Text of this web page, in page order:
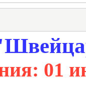
: 01